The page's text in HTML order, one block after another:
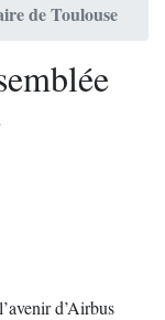
de Toulouse
d’Airbus